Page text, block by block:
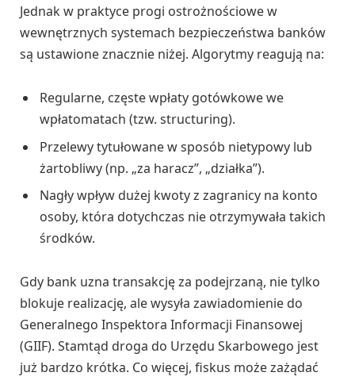
Jednak w praktyce progi ostrożnościowe w
wewnętrznych systemach bezpieczeństwa banków
są ustawione znacznie niżej. Algorytmy reagują na:
Regularne, częste wpłaty gotówkowe we
wpłatomatach (tzw. structuring).
Przelewy tytułowane w sposób nietypowy lub
żartobliwy (np. „za haracz”, „działka”).
Nagły wpływ dużej kwoty z zagranicy na konto
osoby, która dotychczas nie otrzymywała takich
środków.
Gdy bank uzna transakcję za podejrzaną, nie tylko
blokuje realizację, ale wysyła zawiadomienie do
Generalnego Inspektora Informacji Finansowej
(GIIF). Stamtąd droga do Urzędu Skarbowego jest
już bardzo krótka. Co więcej, fiskus może zażądać